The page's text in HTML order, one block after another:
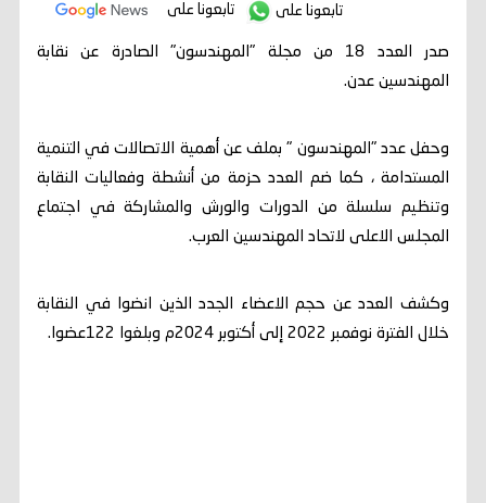
تابعونا على تابعونا على
صدر العدد 18 من مجلة "المهندسون" الصادرة عن نقابة
المهندسين عدن.
وحفل عدد "المهندسون " بملف عن أهمية الاتصالات في التنمية
المستدامة ، كما ضم العدد حزمة من أنشطة وفعاليات النقابة
وتنظيم سلسلة من الدورات والورش والمشاركة في اجتماع
المجلس الاعلى لاتحاد المهندسين العرب.
وكشف العدد عن حجم الاعضاء الجدد الذين انضوا في النقابة
خلال الفترة نوفمبر 2022 إلى أكتوبر 2024م وبلغوا 122عضوا.